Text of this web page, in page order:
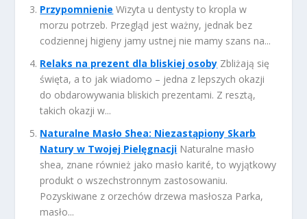
Przypomnienie Wizyta u dentysty to kropla w
morzu potrzeb. Przegląd jest ważny, jednak bez
codziennej higieny jamy ustnej nie mamy szans na...
Relaks na prezent dla bliskiej osoby Zbliżają się
święta, a to jak wiadomo – jedna z lepszych okazji
do obdarowywania bliskich prezentami. Z resztą,
takich okazji w...
Naturalne Masło Shea: Niezastąpiony Skarb
Natury w Twojej Pielęgnacji Naturalne masło
shea, znane również jako masło karité, to wyjątkowy
produkt o wszechstronnym zastosowaniu.
Pozyskiwane z orzechów drzewa masłosza Parka,
masło...